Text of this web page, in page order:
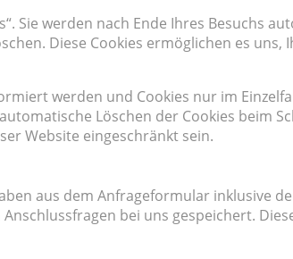
Sie werden nach Ende Ihres Besuchs
Diese Cookies ermöglichen es uns,
werden und Cookies nur im
Löschen der Cookies beim
Website eingeschränkt sein.
aus dem Anfrageformular inklusive
bei uns gespeichert.